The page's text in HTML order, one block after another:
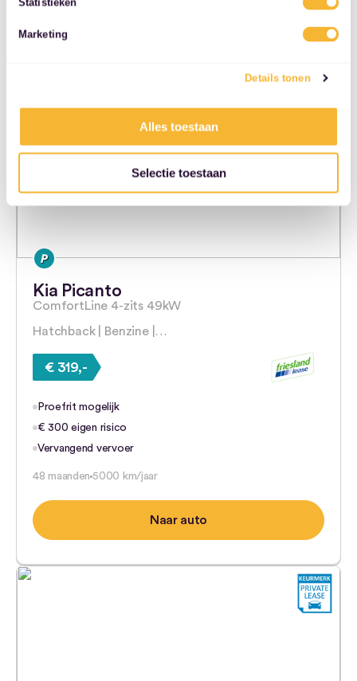
Statistieken
Marketing
Details tonen
Alles toestaan
Selectie toestaan
36 maanden
Kia Picanto
ComfortLine 4-zits 49kW
Hatchback | Benzine |…
€ 319,-
Proefrit mogelijk
€ 300 eigen risico
Vervangend vervoer
48 maanden 5000 km/jaar
Naar auto